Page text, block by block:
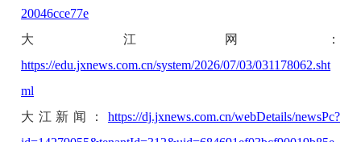
20046cce77e
大江网：
https://edu.jxnews.com.cn/system/2026/07/03/031178062.sht
ml
大江新闻： https://dj.jxnews.com.cn/webDetails/newsPc?